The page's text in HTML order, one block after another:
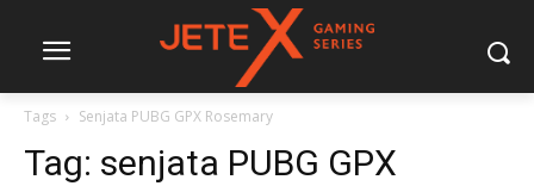
Tags Senjata PUBG GPX Rosemary
Tag: senjata PUBG GPX